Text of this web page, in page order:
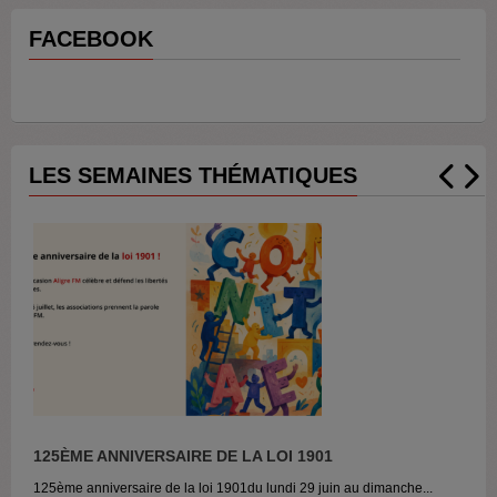
FACEBOOK
LES SEMAINES THÉMATIQUES
125ÈME ANNIVERSAIRE DE LA LOI 1901
125ème anniversaire de la loi 1901du lundi 29 juin au dimanche...
AVOIR 20 ANS EN 2026
QUARTIERS POPULAIRES, MYTHES ET...
VOIX SANS FRONTIÈRES, DU 27 NOVEMBRE AU...
LES MAINS ONT LA PAROLE, DU 13 AU 19...